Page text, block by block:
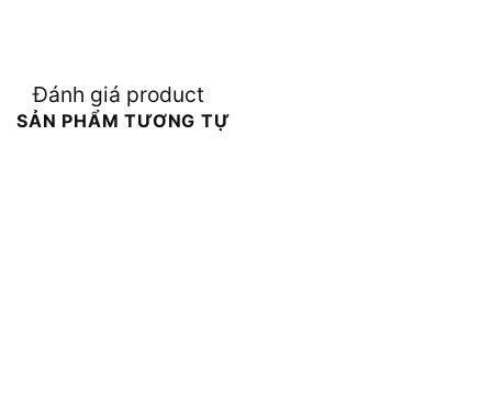
Đánh giá product
SẢN PHẨM TƯƠNG TỰ